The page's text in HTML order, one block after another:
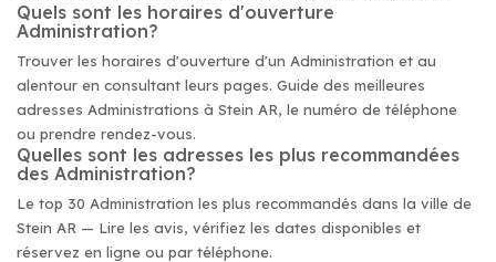
Quels sont les horaires d'ouverture
Administration?
Trouver les horaires d'ouverture d'un Administration et au
alentour en consultant leurs pages. Guide des meilleures
adresses Administrations à Stein AR, le numéro de téléphone
ou prendre rendez-vous.
Quelles sont les adresses les plus recommandées
des Administration?
Le top 30 Administration les plus recommandés dans la ville de
Stein AR — Lire les avis, vérifiez les dates disponibles et
réservez en ligne ou par téléphone.